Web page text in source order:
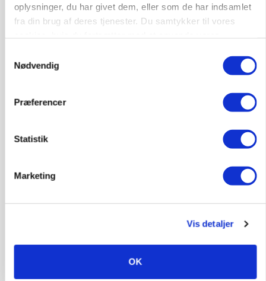
oplysninger, du har givet dem, eller som de har indsamlet
fra din brug af deres tjenester. Du samtykker til vores
Nødvendig
Præferencer
Statistik
Marketing
Vis detaljer
OK
Ejer eller medejer? Nyt tv-format udfordrer
Russisk mælkepris dykker 23 procent